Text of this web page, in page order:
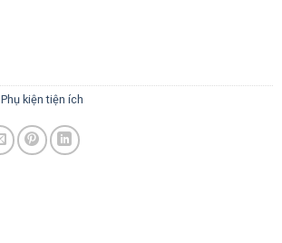
Phụ kiện tiện ích